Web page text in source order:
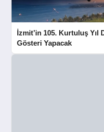
İzmit’in 105. Kurtuluş Yıl
Gösteri Yapacak